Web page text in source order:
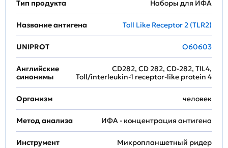
Тип продукта Наборы для ИФА
Название антигена Toll Like Receptor 2 (TLR2)
UNIPROT O60603
Английские
синонимы
CD282, CD 282, CD-282, TIL4,
Toll/interleukin-1 receptor-like protein 4
Организм человек
Метод анализа ИФА - концентрация антигена
Инструмент Микропланшетный ридер